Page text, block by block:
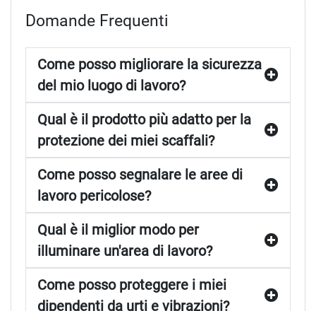
Domande Frequenti
Come posso migliorare la sicurezza
del mio luogo di lavoro?
Qual è il prodotto più adatto per la
protezione dei miei scaffali?
Come posso segnalare le aree di
lavoro pericolose?
Qual è il miglior modo per
illuminare un'area di lavoro?
Come posso proteggere i miei
dipendenti da urti e vibrazioni?